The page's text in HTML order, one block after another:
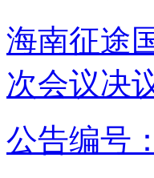
海南征途
次会议决
公告编号